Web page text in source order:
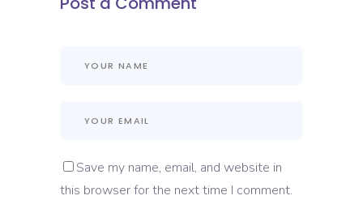
Save my name, email, and website in
this browser for the next time I comment.